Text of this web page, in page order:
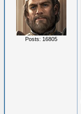
Posts: 16805